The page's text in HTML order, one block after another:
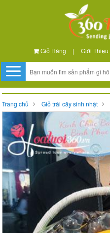
Giỏ Hàng | Giới Thiệu
Trang chủ Giỏ trái cây sinh nhật